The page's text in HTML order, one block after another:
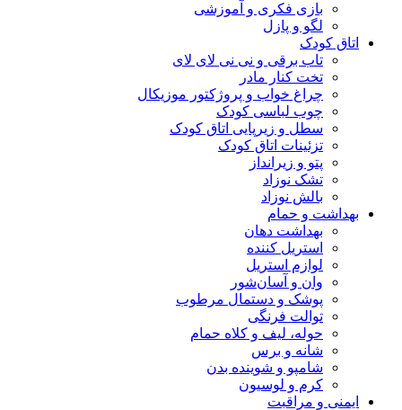
بازی فکری و آموزشی
لگو و پازل
اتاق کودک
تاب برقی و نی نی لای لای
تخت کنار مادر
چراغ خواب و پروژکتور موزیکال
چوب لباسی کودک
سطل و زیرپایی اتاق کودک
تزئینات اتاق کودک
پتو و زیرانداز
تشک نوزاد
بالش نوزاد
بهداشت و حمام
بهداشت دهان
استریل کننده
لوازم استریل
وان و آسان‌شور
پوشک و دستمال مرطوب
توالت فرنگی
حوله، لیف و کلاه حمام
شانه و برس
شامپو و شوینده بدن
کرم و لوسیون
ایمنی و مراقبت